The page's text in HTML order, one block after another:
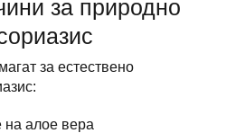
за природно
за естествено
алое вера